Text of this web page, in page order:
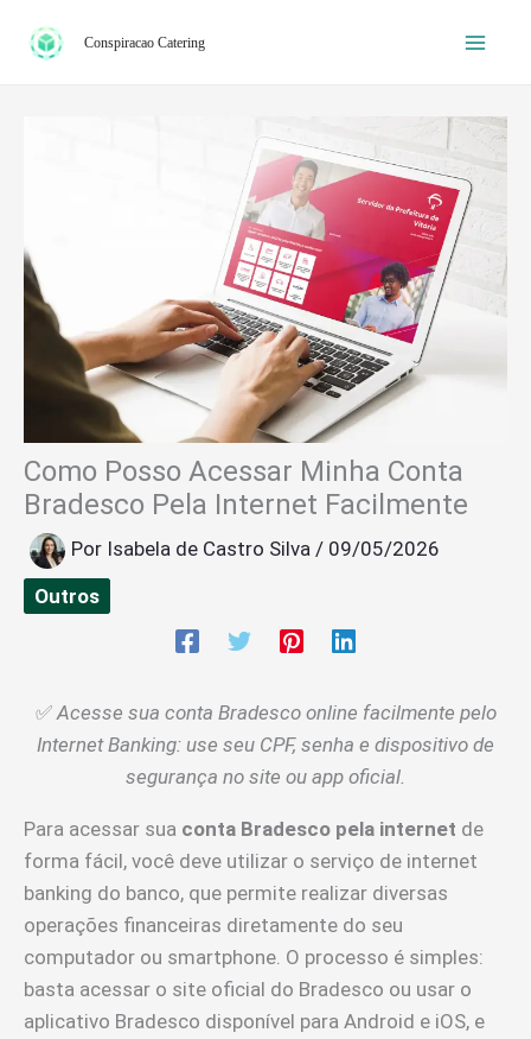
para
Conspiracao Catering
Como Posso Acessar Minha Conta
Bradesco Pela Internet Facilmente
Por Isabela de Castro Silva / 09/05/2026
Outros
✅ Acesse sua conta Bradesco online facilmente pelo
Internet Banking: use seu CPF, senha e dispositivo de
segurança no site ou app oficial.
Para acessar sua conta Bradesco pela internet de
forma fácil, você deve utilizar o serviço de internet
banking do banco, que permite realizar diversas
operações financeiras diretamente do seu
computador ou smartphone. O processo é simples:
basta acessar o site oficial do Bradesco ou usar o
aplicativo Bradesco disponível para Android e iOS, e